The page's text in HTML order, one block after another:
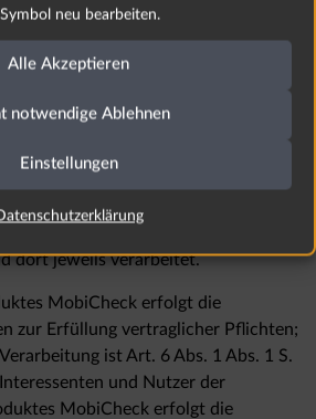
Symbol neu bearbeiten.
Alle Akzeptieren
notwendige Ablehnen
Einstellungen
personenbezogenen
im Rahmen der Aufgaben zur
Zu diesem Zwecke werden
dort jeweils verarbeitet.
MobiCheck erfolgt die
zur Erfüllung vertraglicher Pflichten;
ist Art. 6 Abs. 1 Abs. 1 S.
und Nutzer der
MobiCheck erfolgt die